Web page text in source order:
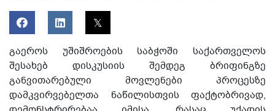
გაეროს უშიშროების საბჭოში საქართველოს
შესახებ დისკუსიის შემდეგ ბრიფინგზე
განვითარებული მოვლენები პროცესზე
დამკვირვებელთა ნაწილისთვის ფაქტობრივად,